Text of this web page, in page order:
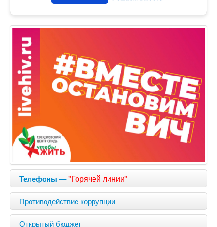
Телефоны —"Горячей линии"
Противодействие коррупции
Открытый бюджет